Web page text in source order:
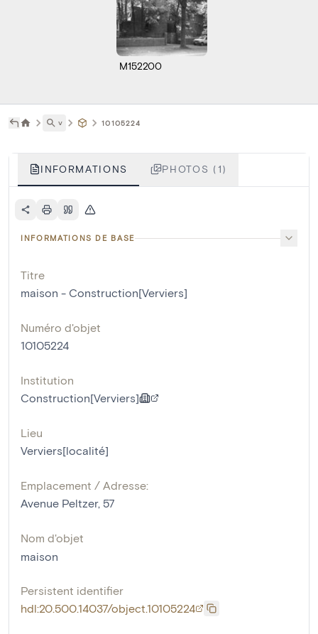
M152200
˅ 10105224
INFORMATIONS PHOTOS (1)
INFORMATIONS DE BASE
Titre
maison - Construction[Verviers]
Numéro d'objet
10105224
Institution
Construction[Verviers]
Lieu
Verviers[localité]
Emplacement / Adresse:
Avenue Peltzer, 57
Nom d'objet
maison
Persistent identifier
hdl:20.500.14037/object.10105224